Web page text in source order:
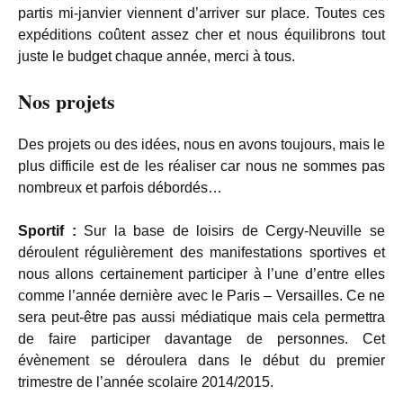
partis mi-janvier viennent d’arriver sur place. Toutes ces
expéditions coûtent assez cher et nous équilibrons tout
juste le budget chaque année, merci à tous.
Nos projets
Des projets ou des idées, nous en avons toujours, mais le
plus difficile est de les réaliser car nous ne sommes pas
nombreux et parfois débordés…
Sportif : Sur la base de loisirs de Cergy-Neuville se
déroulent régulièrement des manifestations sportives et
nous allons certainement participer à l’une d’entre elles
comme l’année dernière avec le Paris – Versailles. Ce ne
sera peut-être pas aussi médiatique mais cela permettra
de faire participer davantage de personnes. Cet
évènement se déroulera dans le début du premier
trimestre de l’année scolaire 2014/2015.